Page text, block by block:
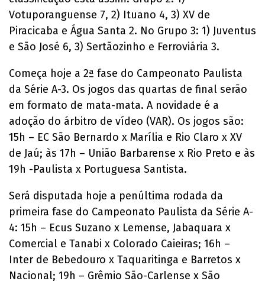
Votuporanguense 7, 2) Ituano 4, 3) XV de
Piracicaba e Água Santa 2. No Grupo 3: 1) Juventus
e São José 6, 3) Sertãozinho e Ferroviária 3.
Começa hoje a 2ª fase do Campeonato Paulista
da Série A-3. Os jogos das quartas de final serão
em formato de mata-mata. A novidade é a
adoção do árbitro de vídeo (VAR). Os jogos são:
15h – EC São Bernardo x Marília e Rio Claro x XV
de Jaú; às 17h – União Barbarense x Rio Preto e às
19h -Paulista x Portuguesa Santista.
Será disputada hoje a penúltima rodada da
primeira fase do Campeonato Paulista da Série A-
4: 15h – Ecus Suzano x Lemense, Jabaquara x
Comercial e Tanabi x Colorado Caieiras; 16h –
Inter de Bebedouro x Taquaritinga e Barretos x
Nacional; 19h – Grêmio São-Carlense x São